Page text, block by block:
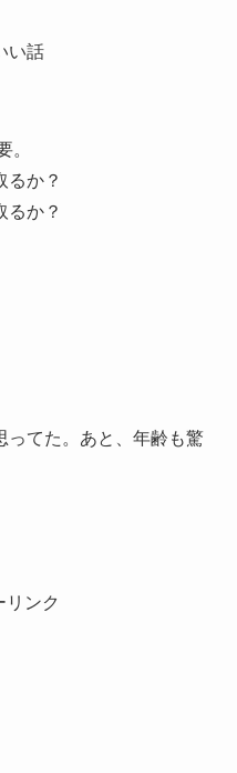
い話
。
るか？
るか？
ってた。あと、年齢も驚
リンク